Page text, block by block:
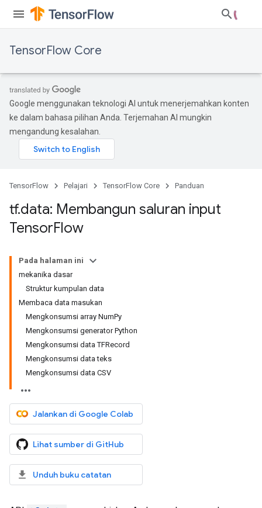
TensorFlow Core
Google menggunakan teknologi AI untuk menerjemahkan konten
ke dalam bahasa pilihan Anda. Terjemahan AI mungkin
mengandung kesalahan.
TensorFlow Pelajari TensorFlow Core Panduan
tf.data: Membangun saluran input
TensorFlow
Pada halaman ini
mekanika dasar
Struktur kumpulan data
Membaca data masukan
Mengkonsumsi array NumPy
Mengkonsumsi generator Python
Mengkonsumsi data TFRecord
Mengkonsumsi data teks
Mengkonsumsi data CSV
Jalankan di Google Colab
Lihat sumber di GitHub
Unduh buku catatan